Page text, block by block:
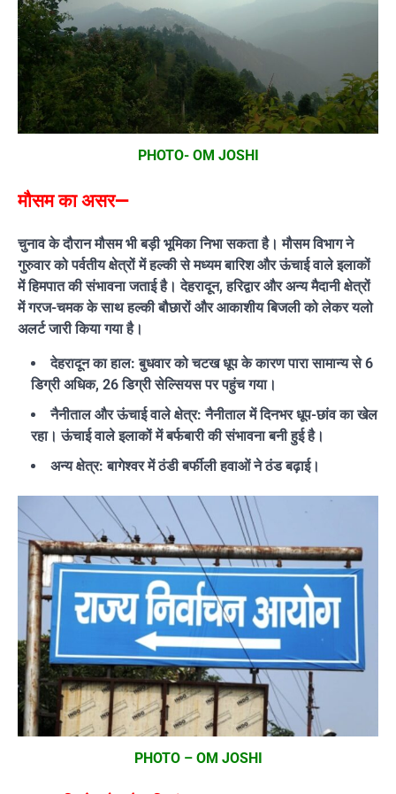
PHOTO- OM JOSHI
मौसम का असर—
चुनाव के दौरान मौसम भी बड़ी भूमिका निभा सकता है। मौसम विभाग ने
गुरुवार को पर्वतीय क्षेत्रों में हल्की से मध्यम बारिश और ऊंचाई वाले इलाकों
में हिमपात की संभावना जताई है। देहरादून, हरिद्वार और अन्य मैदानी क्षेत्रों
में गरज-चमक के साथ हल्की बौछारों और आकाशीय बिजली को लेकर यलो
अलर्ट जारी किया गया है।
देहरादून का हाल: बुधवार को चटख धूप के कारण पारा सामान्य से 6
डिग्री अधिक, 26 डिग्री सेल्सियस पर पहुंच गया।
नैनीताल और ऊंचाई वाले क्षेत्र: नैनीताल में दिनभर धूप-छांव का खेल
रहा। ऊंचाई वाले इलाकों में बर्फबारी की संभावना बनी हुई है।
अन्य क्षेत्र: बागेश्वर में ठंडी बर्फीली हवाओं ने ठंड बढ़ाई।
PHOTO – OM JOSHI